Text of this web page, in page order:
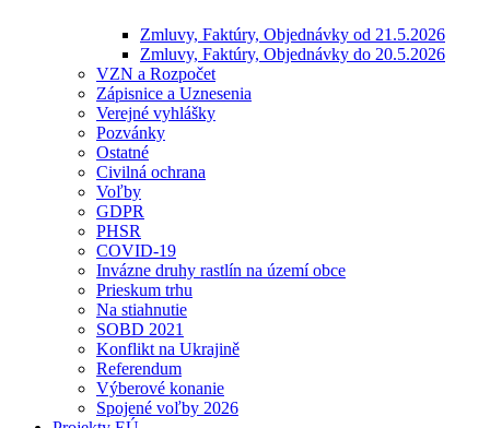
Zmluvy, Faktúry, Objednávky od 21.5.2026
Zmluvy, Faktúry, Objednávky do 20.5.2026
VZN a Rozpočet
Zápisnice a Uznesenia
Verejné vyhlášky
Pozvánky
Ostatné
Civilná ochrana
Voľby
GDPR
PHSR
COVID-19
Invázne druhy rastlín na území obce
Prieskum trhu
Na stiahnutie
SOBD 2021
Konflikt na Ukrajině
Referendum
Výberové konanie
Spojené voľby 2026